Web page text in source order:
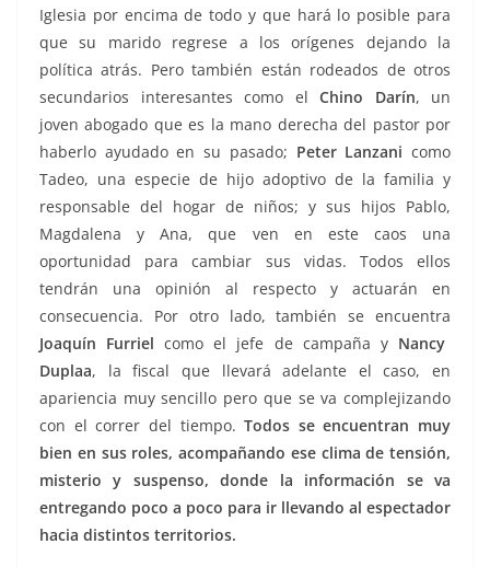
Iglesia por encima de todo y que hará lo posible para
que su marido regrese a los orígenes dejando la
política atrás. Pero también están rodeados de otros
secundarios interesantes como el Chino Darín, un
joven abogado que es la mano derecha del pastor por
haberlo ayudado en su pasado; Peter Lanzani como
Tadeo, una especie de hijo adoptivo de la familia y
responsable del hogar de niños; y sus hijos Pablo,
Magdalena y Ana, que ven en este caos una
oportunidad para cambiar sus vidas. Todos ellos
tendrán una opinión al respecto y actuarán en
consecuencia. Por otro lado, también se encuentra
Joaquín Furriel como el jefe de campaña y Nancy
Duplaa, la fiscal que llevará adelante el caso, en
apariencia muy sencillo pero que se va complejizando
con el correr del tiempo.Todos se encuentran muy
bien en sus roles, acompañando ese clima de tensión,
misterio y suspenso, donde la información se va
entregando poco a poco para ir llevando al espectador
hacia distintos territorios.